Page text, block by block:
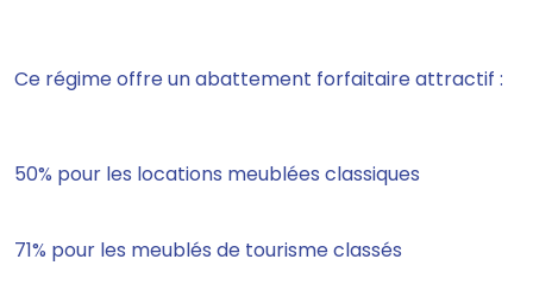
Ce régime offre un abattement forfaitaire attractif :
50% pour les locations meublées classiques
71% pour les meublés de tourisme classés